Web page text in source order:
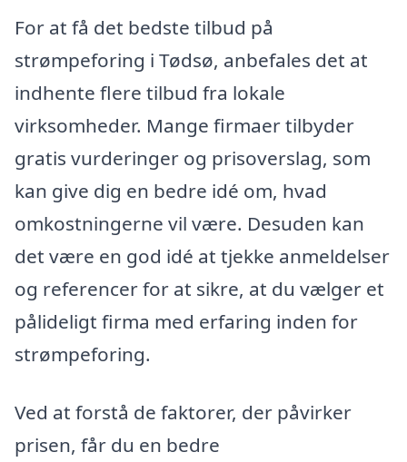
For at få det bedste tilbud på
strømpeforing i Tødsø, anbefales det at
indhente flere tilbud fra lokale
virksomheder. Mange firmaer tilbyder
gratis vurderinger og prisoverslag, som
kan give dig en bedre idé om, hvad
omkostningerne vil være. Desuden kan
det være en god idé at tjekke anmeldelser
og referencer for at sikre, at du vælger et
pålideligt firma med erfaring inden for
strømpeforing.
Ved at forstå de faktorer, der påvirker
prisen, får du en bedre